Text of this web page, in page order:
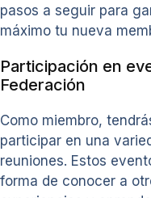
pasos a seguir para
máximo tu nueva
Participación en
Federación
Como miembro,
participar en una
reuniones. Estos
forma de conocer a